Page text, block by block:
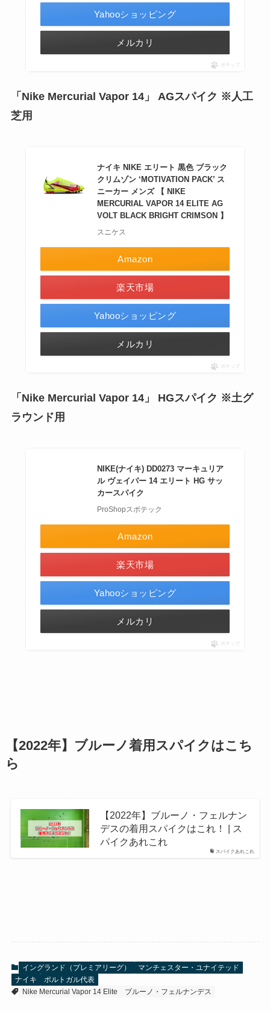
Yahooショッピング
メルカリ
ポチップ
「Nike Mercurial Vapor 14」 AGスパイク ※人工
芝用
ナイキ NIKE エリート 黒色 ブラック
クリムゾン ‘MOTIVATION PACK’ ス
ニーカー メンズ 【 NIKE
MERCURIAL VAPOR 14 ELITE AG
VOLT BLACK BRIGHT CRIMSON 】
スニケス
Amazon
楽天市場
Yahooショッピング
メルカリ
ポチップ
「Nike Mercurial Vapor 14」 HGスパイク ※土グ
ラウンド用
NIKE(ナイキ) DD0273 マーキュリア
ル ヴェイパー 14 エリート HG サッ
カースパイク
ProShopスポテック
Amazon
楽天市場
Yahooショッピング
メルカリ
ポチップ
【2022年】ブルーノ着用スパイクはこち
ら
スパイクあれこれ
【2022年】ブルーノ・フェルナン
デスの着用スパイクはこれ！ | ス
パイクあれこれ
イングランド（プレミアリーグ）
マンチェスター・ユナイテッド
ナイキ
ポルトガル代表
Nike Mercurial Vapor 14 Elite
ブルーノ・フェルナンデス